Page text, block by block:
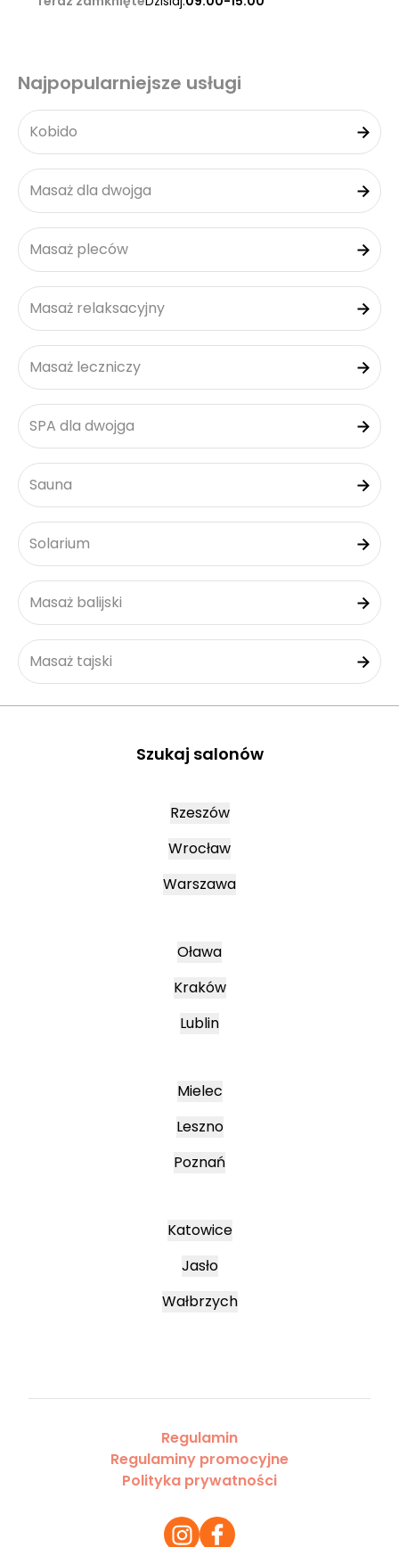
Najpopularniejsze usługi
Kobido
Masaż dla dwojga
Masaż pleców
Masaż relaksacyjny
Masaż leczniczy
SPA dla dwojga
Sauna
Solarium
Masaż balijski
Masaż tajski
Szukaj salonów
Rzeszów
Wrocław
Warszawa
Oława
Kraków
Lublin
Mielec
Leszno
Poznań
Katowice
Jasło
Wałbrzych
Regulamin
Regulaminy promocyjne
Polityka prywatności